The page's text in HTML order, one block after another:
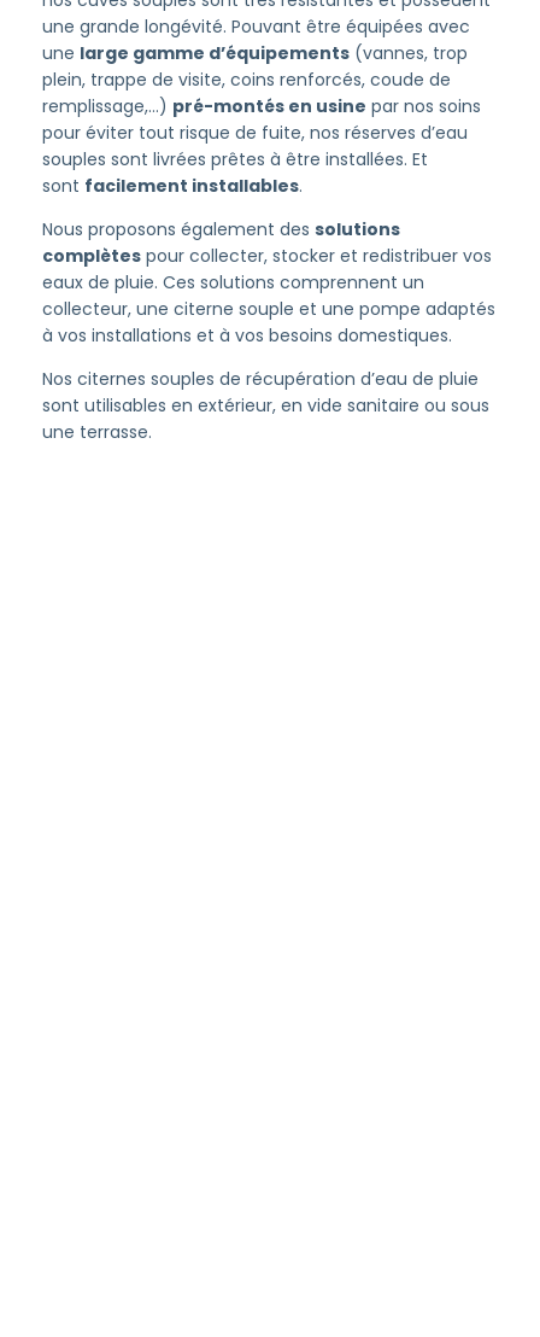
une grande longévité. Pouvant être équipées avec
une large gamme d’équipements (vannes, trop
plein, trappe de visite, coins renforcés, coude de
remplissage,…) pré-montés en usine par nos soins
pour éviter tout risque de fuite, nos réserves d’eau
souples sont livrées prêtes à être installées. Et
sont facilement installables.
Nous proposons également des solutions
complètes pour collecter, stocker et redistribuer vos
eaux de pluie. Ces solutions comprennent un
collecteur, une citerne souple et une pompe adaptés
à vos installations et à vos besoins domestiques.
Nos citernes souples de récupération d’eau de pluie
sont utilisables en extérieur, en vide sanitaire ou sous
une terrasse.